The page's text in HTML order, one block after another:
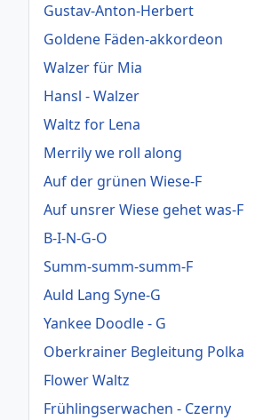
Gustav-Anton-Herbert
Goldene Fäden-akkordeon
Walzer für Mia
Hansl - Walzer
Waltz for Lena
Merrily we roll along
Auf der grünen Wiese-F
Auf unsrer Wiese gehet was-F
B-I-N-G-O
Summ-summ-summ-F
Auld Lang Syne-G
Yankee Doodle - G
Oberkrainer Begleitung Polka
Flower Waltz
Frühlingserwachen - Czerny